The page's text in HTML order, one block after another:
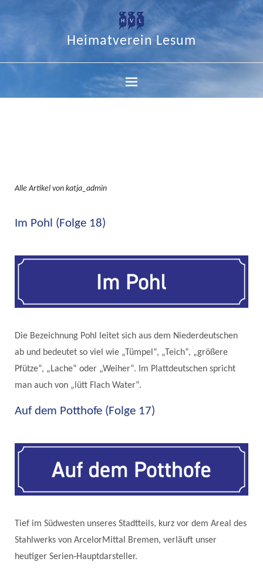
Heimatverein Lesum
Alle Artikel von katja_admin
Im Pohl (Folge 18)
Die Bezeichnung Pohl leitet sich aus dem Niederdeutschen
ab und bedeutet so viel wie „Tümpel“, „Teich“, „größere
Pfütze“, „Lache“ oder „Weiher“. Im Plattdeutschen spricht
man auch von „lütt Flach Water“.
Auf dem Potthofe (Folge 17)
Tief im Südwesten unseres Stadtteils, kurz vor dem Areal des
Stahlwerks von ArcelorMittal Bremen, verläuft unser
heutiger Serien‐Hauptdarsteller.